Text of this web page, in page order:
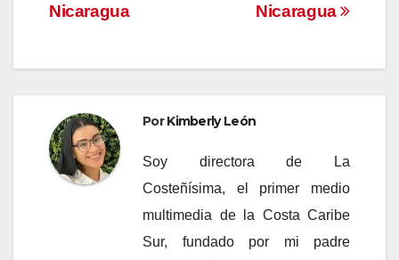
Nicaragua
Nicaragua
PorKimberly León
Soy directora de La
Costeñísima, el primer medio
multimedia de la Costa Caribe
Sur, fundado por mi padre